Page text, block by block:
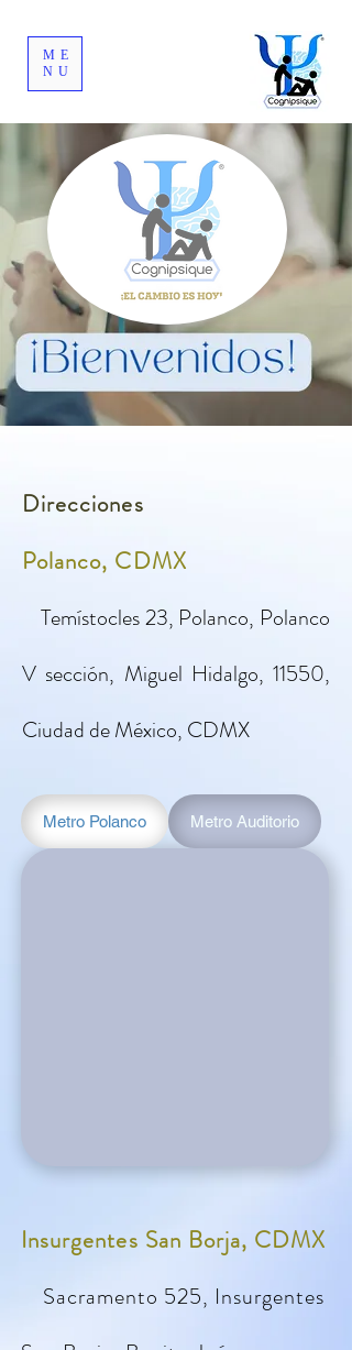
ME
NU
Direcciones
Polanco, CDMX
Temístocles 23, Polanco, Polanco
V sección, Miguel Hidalgo, 11550,
Ciudad de México, CDMX
Metro Polanco Metro Auditorio
Insurgentes San Borja, CDMX
Sacramento 525, Insurgentes